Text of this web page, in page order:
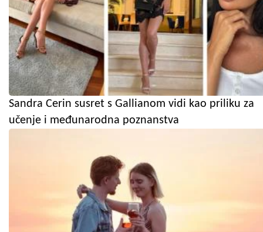
Sandra Cerin susret s Gallianom vidi kao priliku za
učenje i međunarodna poznanstva